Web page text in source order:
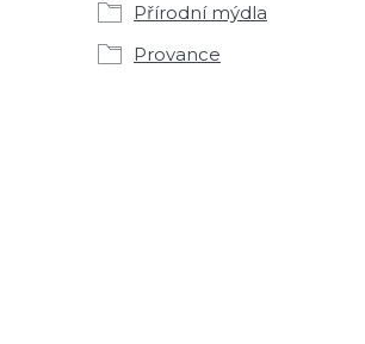
Přírodní mýdla
Provance